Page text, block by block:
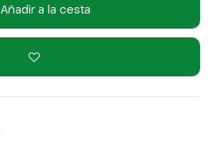
Añadir a la cesta